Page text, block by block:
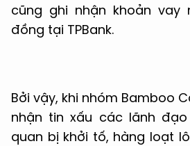
cũng ghi nhận khoản vay
đồng tại TPBank.
Bởi vậy, khi nhóm Bamboo
nhận tin xấu các lãnh
quan bị khởi tố, hàng loạt